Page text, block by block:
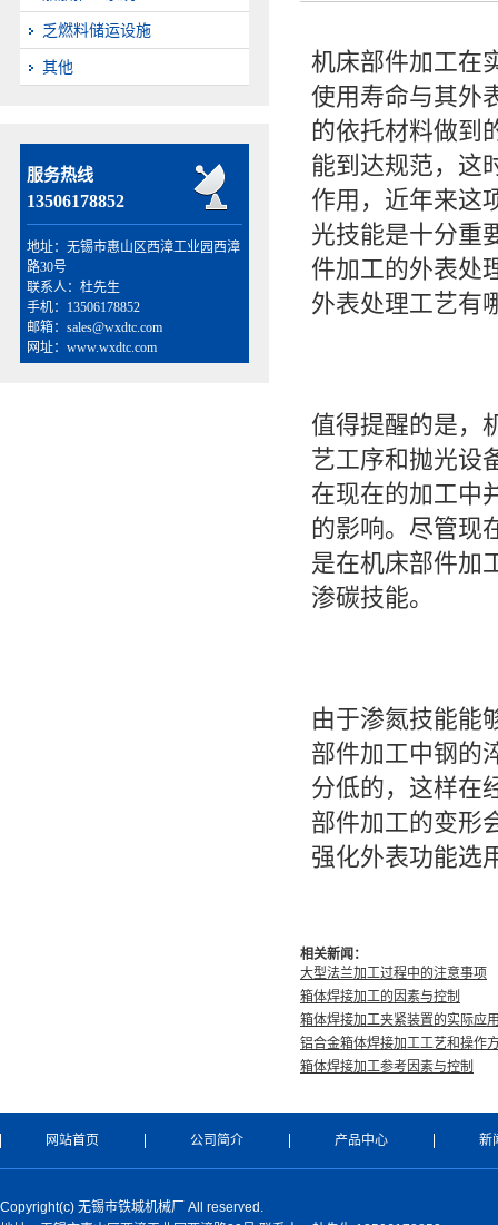
乏燃料储运设施
其他
服务热线
13506178852
地址：无锡市惠山区西漳工业园西漳
路30号
联系人：杜先生
手机：13506178852
邮箱：sales@wxdtc.com
网址：www.wxdtc.com
机床部件加工在
使用寿命与其外
的依托材料做到
能到达规范，这
作用，近年来这
光技能是十分重
件加工的外表处
外表处理工艺有
值得提醒的是，
艺工序和抛光设
在现在的加工中
的影响。尽管现
是在机床部件加
渗碳技能。
由于渗氮技能能
部件加工中钢的
分低的，这样在
部件加工的变形
强化外表功能选
相关新闻：
大型法兰加工过程中的注意事项
箱体焊接加工的因素与控制
箱体焊接加工夹紧装置的实际应
铝合金箱体焊接加工工艺和操作
箱体焊接加工参考因素与控制
网站首页 公司简介 产品中心 新
Copyright(c) 无锡市铁城机械厂 All reserved.